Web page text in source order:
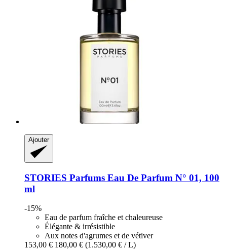
Ajouter
STORIES Parfums Eau De Parfum N° 01, 100
ml
-15%
Eau de parfum fraîche et chaleureuse
Élégante & irrésistible
Aux notes d'agrumes et de vétiver
153,00 € 180,00 € (1.530,00 € / L)